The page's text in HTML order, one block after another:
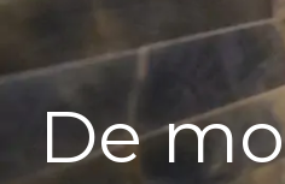
De